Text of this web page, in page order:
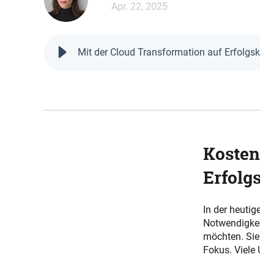
Apr. 22, 2025
Mit der Cloud Transformation auf
In der
möchten.
Fokus. Viele